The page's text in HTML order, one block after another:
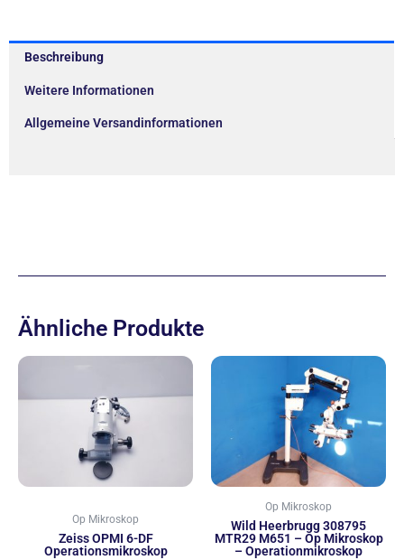
Beschreibung
Weitere Informationen
Allgemeine Versandinformationen
Ähnliche Produkte
Op Mikroskop
Zeiss OPMI 6-DF
Operationsmikroskop
Op Mikroskop
Wild Heerbrugg 308795
MTR29 M651 – Op Mikroskop
– Operationmikroskop